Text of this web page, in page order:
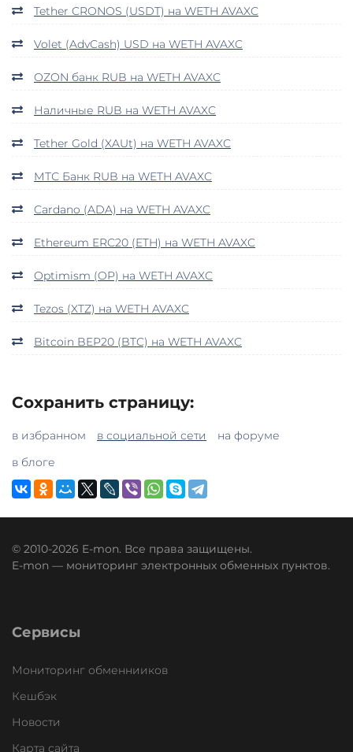
Tether CRONOS (USDT) на WETH AVAXC
Volet (AdvCash) USD на WETH AVAXC
OZON банк RUB на WETH AVAXC
Наличные RUB на WETH AVAXC
Tether Gold (XAUt) на WETH AVAXC
МТС Банк RUB на WETH AVAXC
Cardano (ADA) на WETH AVAXC
Ethereum ERC20 (ETH) на WETH AVAXC
Optimism (OP) на WETH AVAXC
Tezos (XTZ) на WETH AVAXC
Bitcoin BEP20 (BTC) на WETH AVAXC
Сохранить страницу:
в избранном в социальной сети
на форуме
в блоге
© 2010-2026 E-mon. Все права защищены.
E-mon — мониторинг электронных обменных пунктов.
Сервисы
Мониторинг обменнииков
Кешбэк
Новости
Карта сайта